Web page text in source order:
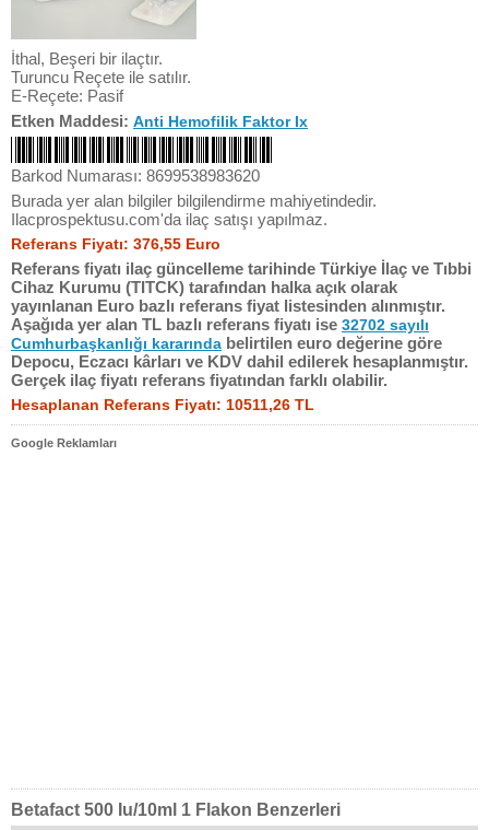
İthal, Beşeri bir ilaçtır.
Turuncu Reçete ile satılır.
E-Reçete: Pasif
Etken Maddesi: Anti Hemofilik Faktor Ix
Barkod Numarası: 8699538983620
Burada yer alan bilgiler bilgilendirme mahiyetindedir.
Ilacprospektusu.com'da ilaç satışı yapılmaz.
Referans Fiyatı: 376,55 Euro
Referans fiyatı ilaç güncelleme tarihinde Türkiye İlaç ve Tıbbi
Cihaz Kurumu (TITCK) tarafından halka açık olarak
yayınlanan Euro bazlı referans fiyat listesinden alınmıştır.
Aşağıda yer alan TL bazlı referans fiyatı ise 32702 sayılı
Cumhurbaşkanlığı kararında belirtilen euro değerine göre
Depocu, Eczacı kârları ve KDV dahil edilerek hesaplanmıştır.
Gerçek ilaç fiyatı referans fiyatından farklı olabilir.
Hesaplanan Referans Fiyatı: 10511,26 TL
Google Reklamları
Betafact 500 Iu/10ml 1 Flakon Benzerleri